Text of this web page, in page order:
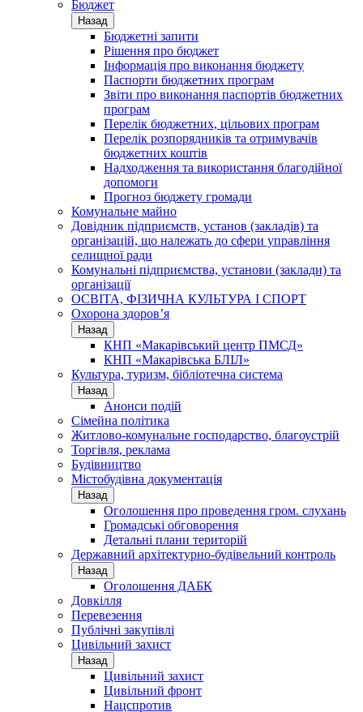
Бюджет
Назад
Бюджетні запити
Рішення про бюджет
Інформація про виконання бюджету
Паспорти бюджетних програм
Звіти про виконання паспортів бюджетних
програм
Перелік бюджетних, цільових програм
Перелік розпорядників та отримувачів
бюджетних коштів
Надходження та використання благодійної
допомоги
Прогноз бюджету громади
Комунальне майно
Довідник підприємств, установ (закладів) та
організацій, що належать до сфери управління
селищної ради
Комунальні підприємства, установи (заклади) та
організації
ОСВІТА, ФІЗИЧНА КУЛЬТУРА І СПОРТ
Охорона здоров’я
Назад
КНП «Макарівський центр ПМСД»
КНП «Макарівська БЛІЛ»
Культура, туризм, бібліотечна система
Назад
Анонси подій
Сімейна політика
Житлово-комунальне господарство, благоустрій
Торгівля, реклама
Будівництво
Містобудівна документація
Назад
Оголошення про проведення гром. слухань
Громадські обговорення
Детальні плани територій
Державний архітектурно-будівельний контроль
Назад
Оголошення ДАБК
Довкілля
Перевезення
Публічні закупівлі
Цивільний захист
Назад
Цивільний захист
Цивільний фронт
Нацспротив